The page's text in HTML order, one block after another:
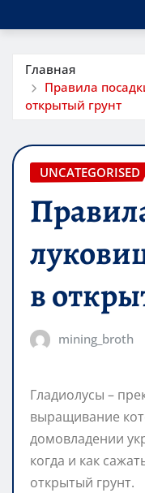
Главная
Правила
открытый грунт
UNCATEGORISED
в
mining_broth
Гладиолусы –
выращивание
домовладении
когда и как
открытый грунт.